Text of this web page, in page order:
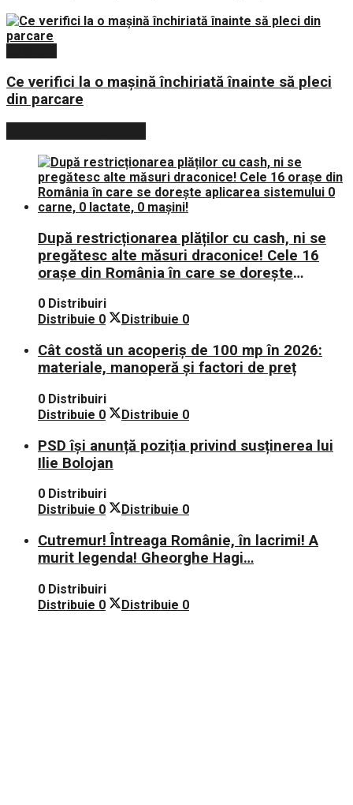
Ce verifici la o mașină închiriată înainte să pleci
din parcare
După restricționarea plăților cu cash, ni se
pregătesc alte măsuri draconice! Cele 16
orașe din România în care se dorește
mașini!
0 Distribuiri
Distribuie 0 Distribuie 0
Cât costă un acoperiș de 100 mp în 2026:
materiale, manoperă și factori de preț
0 Distribuiri
Distribuie 0 Distribuie 0
PSD își anunță poziția privind susținerea lui
Ilie Bolojan
0 Distribuiri
Distribuie 0 Distribuie 0
Cutremur! Întreaga Românie, în lacrimi! A
murit legenda! Gheorghe Hagi…
0 Distribuiri
Distribuie 0 Distribuie 0